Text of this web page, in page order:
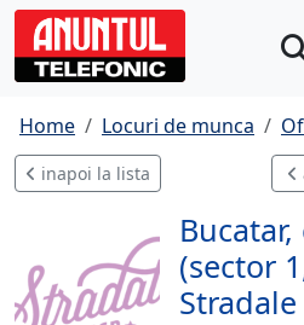
Home Locuri de munca
inapoi la lista
(sector
Stradale